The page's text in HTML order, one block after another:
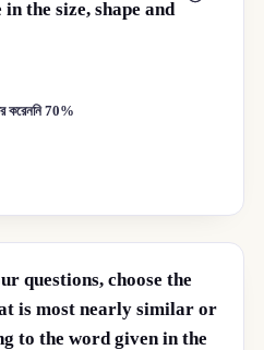
the size, shape and
করেননি 70%
questions, choose the
is most nearly similar or
to the word given in the